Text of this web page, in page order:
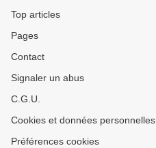
Top articles
Pages
Contact
Signaler un abus
C.G.U.
Cookies et données personnelles
Préférences cookies